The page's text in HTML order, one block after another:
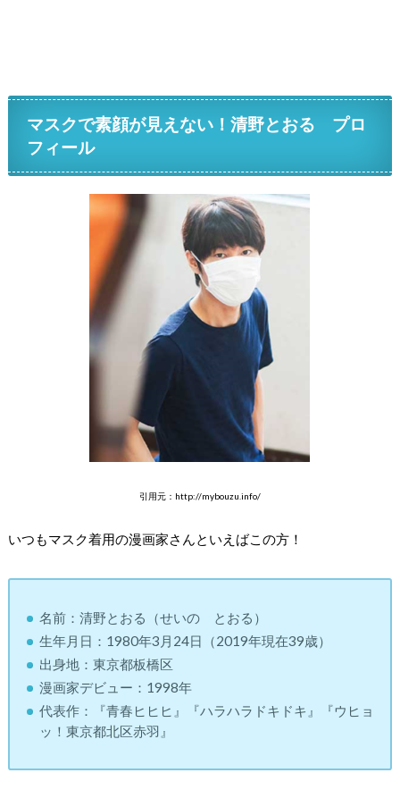
マスクで素顔が見えない！清野とおる プロ
フィール
引用元：http://mybouzu.info/
いつもマスク着用の漫画家さんといえばこの方！
名前：清野とおる（せいの とおる）
生年月日：1980年3月24日（2019年現在39歳）
出身地：東京都板橋区
漫画家デビュー：1998年
代表作：『青春ヒヒヒ』『ハラハラドキドキ』『ウヒョ
ッ！東京都北区赤羽』